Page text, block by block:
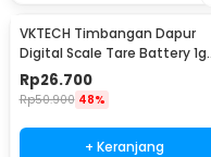
VKTECH Timbangan Dapur
Digital Scale Tare Battery 1g
10kg - SF-400
Rp26.700
Rp50.900 48%
+ Keranjang